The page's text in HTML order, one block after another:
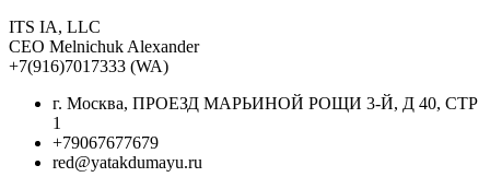
ITS IA, LLC
CEO Melnichuk Alexander
+7(916)7017333 (WA)
г. Москва, ПРОЕЗД МАРЬИНОЙ РОЩИ 3-Й, Д 40, СТР
1
+79067677679
red@yatakdumayu.ru